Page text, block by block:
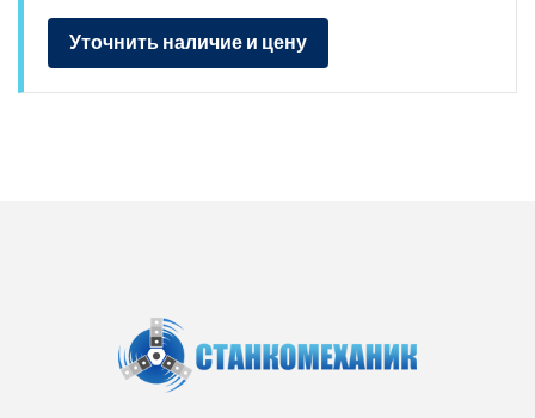
Уточнить наличие и цену